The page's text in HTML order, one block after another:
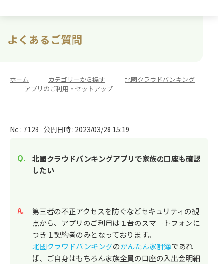
よくあるご質問
ホーム カテゴリーから探す
北國クラウドバンキング
アプリのご利用・セットアップ
No : 7128 公開日時 : 2023/03/28 15:19
北國クラウドバンキングアプリで家族の口座も確認
したい
回答
第三者の不正アクセスを防ぐなどセキュリティの観
点から、アプリのご利用は１台のスマートフォンに
つき１契約者のみとなっております。
北國クラウドバンキングのかんたん家計簿であれ
ば、ご自身はもちろん家族全員の口座の入出金明細